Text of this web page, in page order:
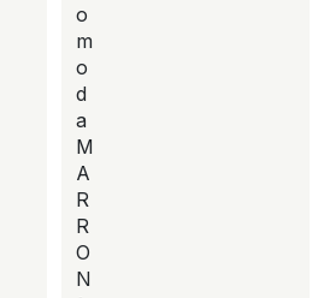
o
m
o
d
a
M
A
R
R
O
N